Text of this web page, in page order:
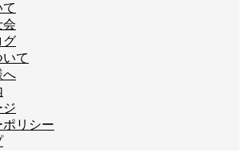
会
グ
て
へ
ジ
リシー